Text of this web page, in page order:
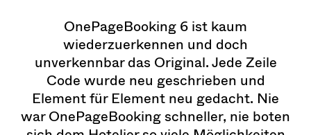
OnePageBooking 6 ist kaum
wiederzuerkennen und doch
unverkennbar das Original. Jede Zeile
Code wurde neu geschrieben und
Element für Element neu gedacht. Nie
war OnePageBooking schneller, nie boten